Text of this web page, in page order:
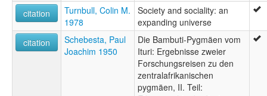
citation
Turnbull, Colin M.
1978
Society and sociality: an
expanding universe
citation
Schebesta, Paul
Joachim 1950
Die Bambuti-Pygmäen vom
Ituri: Ergebnisse zweier
Forschungsreisen zu den
zentralafrikanischen
pygmäen, II. Teil: